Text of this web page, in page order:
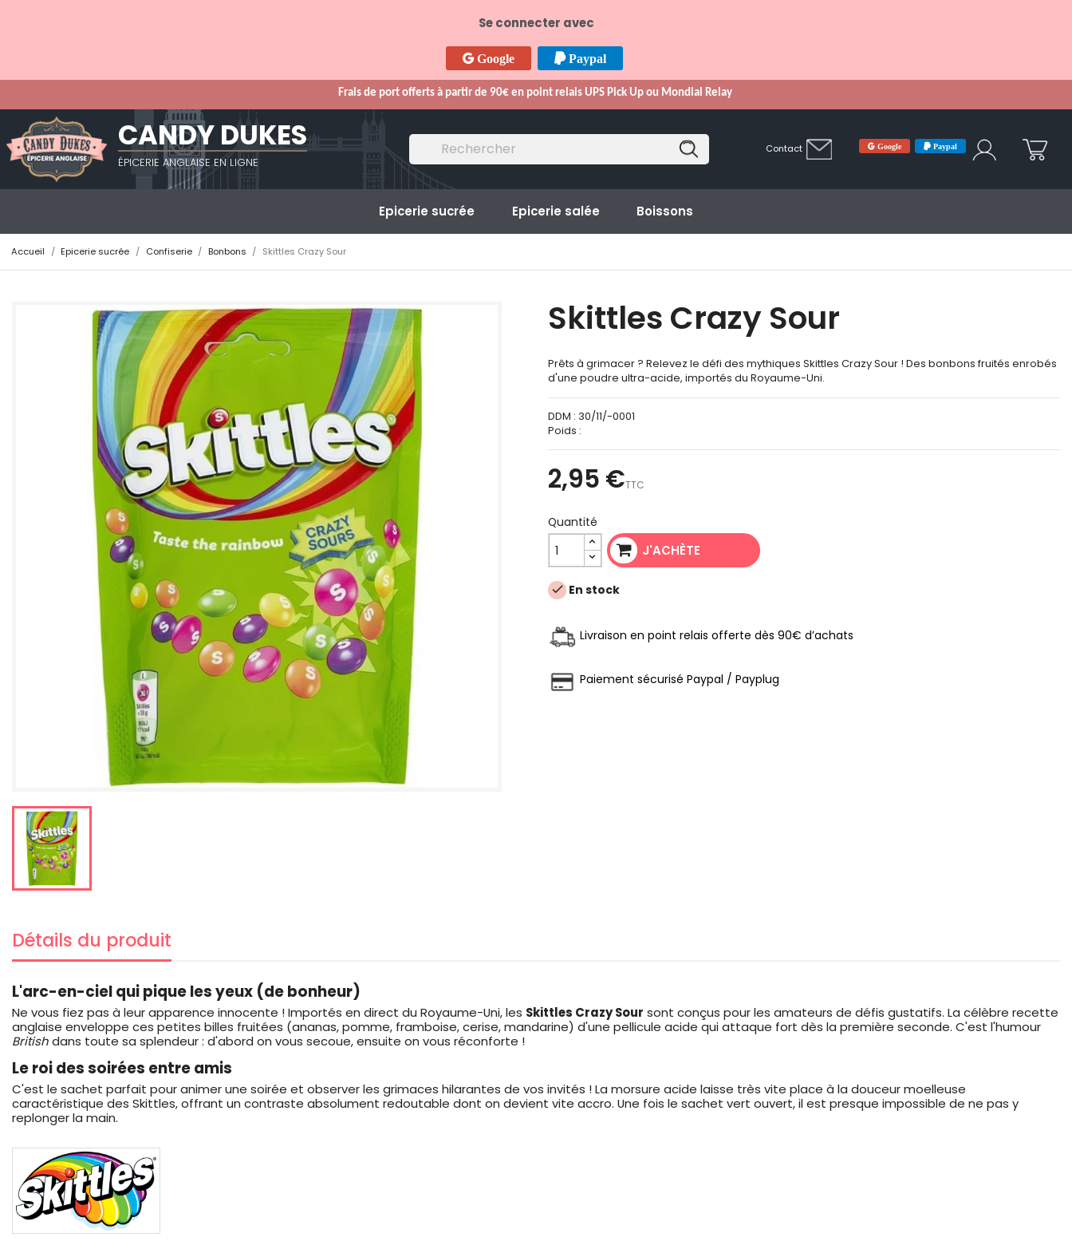
Se connecter avec
Google Paypal
Frais de port offerts à partir de 90€ en point relais UPS Pick Up ou Mondial Relay
CANDY DUKES
ÉPICERIE ANGLAISE EN LIGNE
Contact Google Paypal
Epicerie sucrée Epicerie salée Boissons
Accueil Epicerie sucrée Confiserie Bonbons Skittles Crazy Sour
Skittles Crazy Sour
Prêts à grimacer ? Relevez le défi des mythiques Skittles Crazy Sour ! Des bonbons fruités enrobés
d'une poudre ultra-acide, importés du Royaume-Uni.
DDM : 30/11/-0001
Poids :
2,95 €TTC
Quantité
J'ACHÈTE
 En stock
Livraison en point relais offerte dès 90€ d’achats
Paiement sécurisé Paypal / Payplug
Détails du produit
L'arc-en-ciel qui pique les yeux (de bonheur)
Ne vous fiez pas à leur apparence innocente ! Importés en direct du Royaume-Uni, les Skittles Crazy Sour sont conçus pour les amateurs de défis gustatifs. La célèbre recette
anglaise enveloppe ces petites billes fruitées (ananas, pomme, framboise, cerise, mandarine) d'une pellicule acide qui attaque fort dès la première seconde. C'est l'humour
Britishdans toute sa splendeur : d'abord on vous secoue, ensuite on vous réconforte !
Le roi des soirées entre amis
C'est le sachet parfait pour animer une soirée et observer les grimaces hilarantes de vos invités ! La morsure acide laisse très vite place à la douceur moelleuse
caractéristique des Skittles, offrant un contraste absolument redoutable dont on devient vite accro. Une fois le sachet vert ouvert, il est presque impossible de ne pas y
replonger la main.